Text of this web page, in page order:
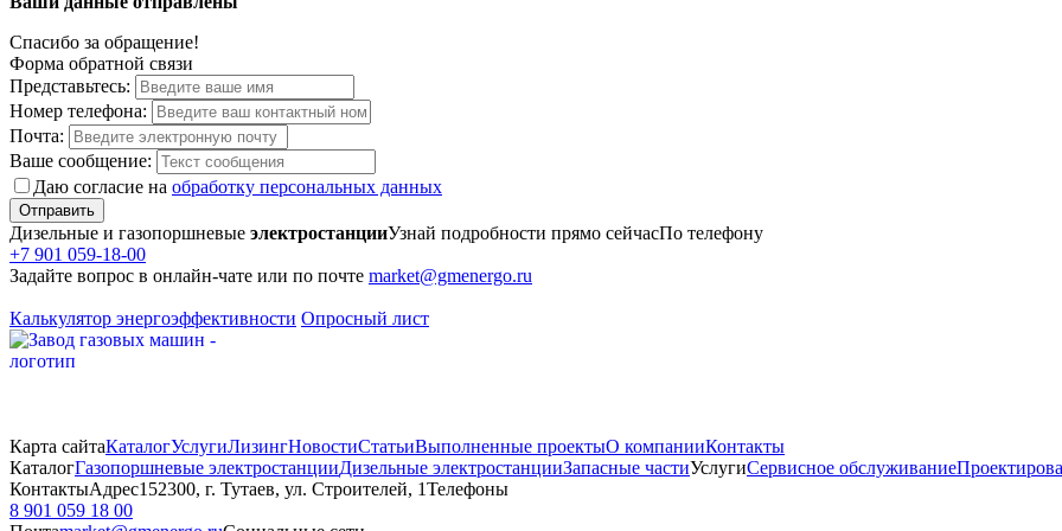
Спасибо за обращение!
Форма обратной связи
Представьтесь:
Номер телефона:
Почта:
Ваше сообщение:
Даю согласие на обработку персональных данных
Отправить
Дизельные и газопоршневые электростанцииУзнай подробности прямо сейчасПо телефону
+7 901 059-18-00
Задайте вопрос в онлайн-чате или по почте market@gmenergo.ru
Калькулятор энергоэффективности Опросный лист
Карта сайтаКаталогУслугиЛизингНовостиСтатьиВыполненные проектыО компанииКонтакты
КаталогГазопоршневые электростанцииДизельные электростанцииЗапасные частиУслугиСервисное обслуживание
КонтактыАдрес152300, г. Тутаев, ул. Строителей, 1Телефоны
8 901 059 18 00